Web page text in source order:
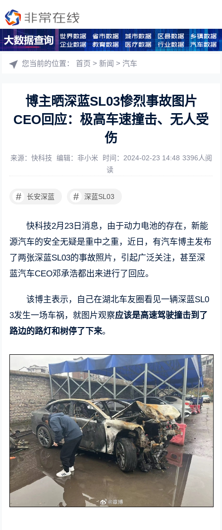
您当前的位置：首页 >新闻 >汽车
博主晒深蓝SL03惨烈事故图片
CEO回应：极高车速撞击、无人受
伤
来源：快科技 编辑：非小米 时间：2024-02-23 14:48 3396人阅
读
# 长安深蓝 # 深蓝SL03
快科技2月23日消息，由于动力电池的存在，新能
源汽车的安全无疑是重中之重，近日，有汽车博主发布
了两张深蓝SL03的事故照片，引起广泛关注，甚至深
蓝汽车CEO邓承浩都出来进行了回应。
该博主表示，自己在湖北车友圈看见一辆深蓝SL0
3发生一场车祸，就图片观察应该是高速驾驶撞击到了
路边的路灯和树停了下来。